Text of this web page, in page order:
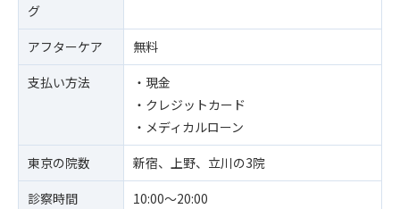
グ
アフターケア
無料
支払い方法
・現金
・クレジットカード
・メディカルローン
東京の院数
新宿、上野、立川の3院
診察時間
10:00〜20:00